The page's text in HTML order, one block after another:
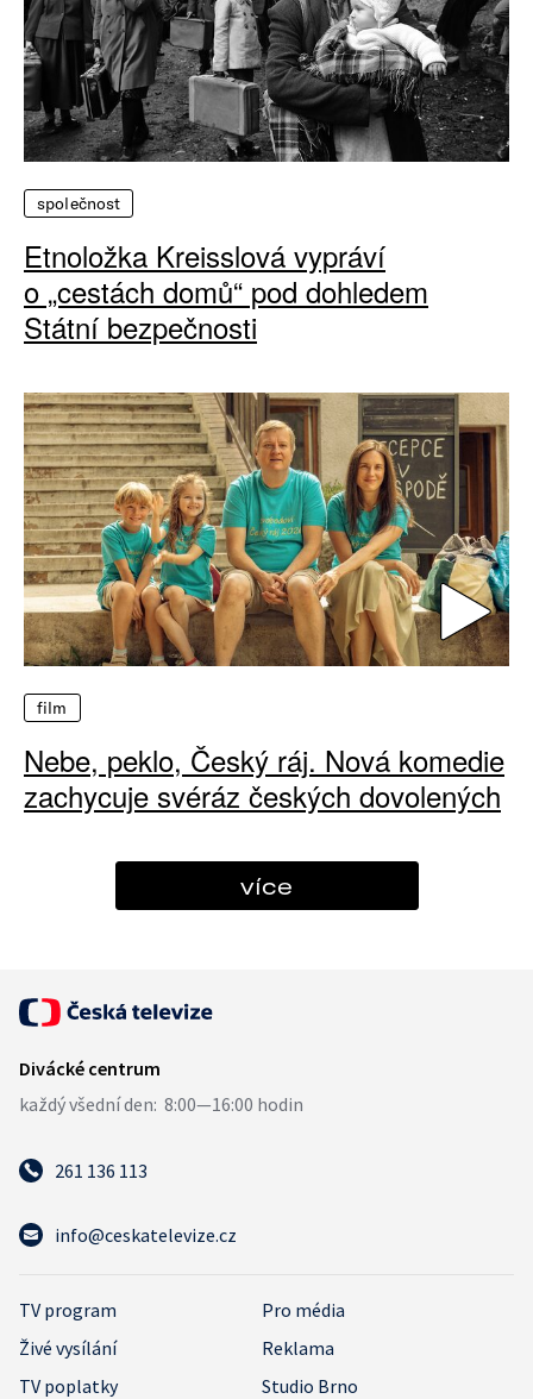
společnost
Etnoložka Kreisslová vypráví
o „cestách domů“ pod dohledem
Státní bezpečnosti
film
Nebe, peklo, Český ráj. Nová komedie
zachycuje svéráz českých dovolených
více
261 136 113
info@ceskatelevize.cz
TV program
Pro média
Živé vysílání
Reklama
TV poplatky
Studio Brno